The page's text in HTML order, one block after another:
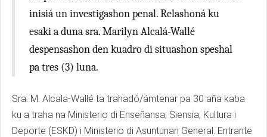
inisiá un investigashon penal. Relashoná ku
esaki a duna sra. Marilyn Alcalá-Wallé
despensashon den kuadro di situashon speshal
pa tres (3) luna.
Sra. M. Alcala-Wallé ta trahadó/ámtenar pa 30 aña kaba
ku a traha na Ministerio di Enseñansa, Siensia, Kultura i
Deporte (ESKD) i Ministerio di Asuntunan General. Entrante